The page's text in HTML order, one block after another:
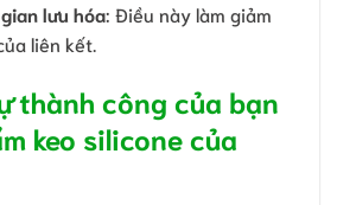
lưu hóa: Điều này làm giảm
liên kết.
thành công của bạn
keo silicone của